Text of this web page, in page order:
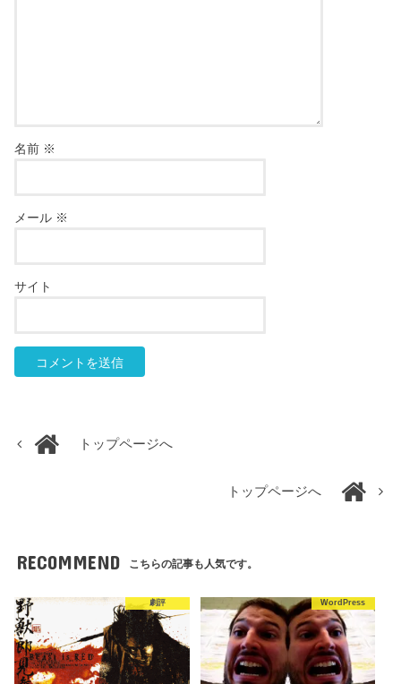
名前 ※
メール ※
サイト
トップページへ
トップページへ
RECOMMEND こちらの記事も人気です。
劇評 WordPress